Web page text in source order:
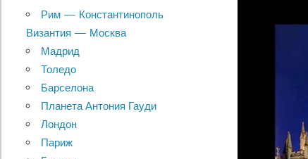
Рим — Константинополь
Византия — Москва
Мадрид
Толедо
Барселона
Планета Антония Гауди
Лондон
Париж